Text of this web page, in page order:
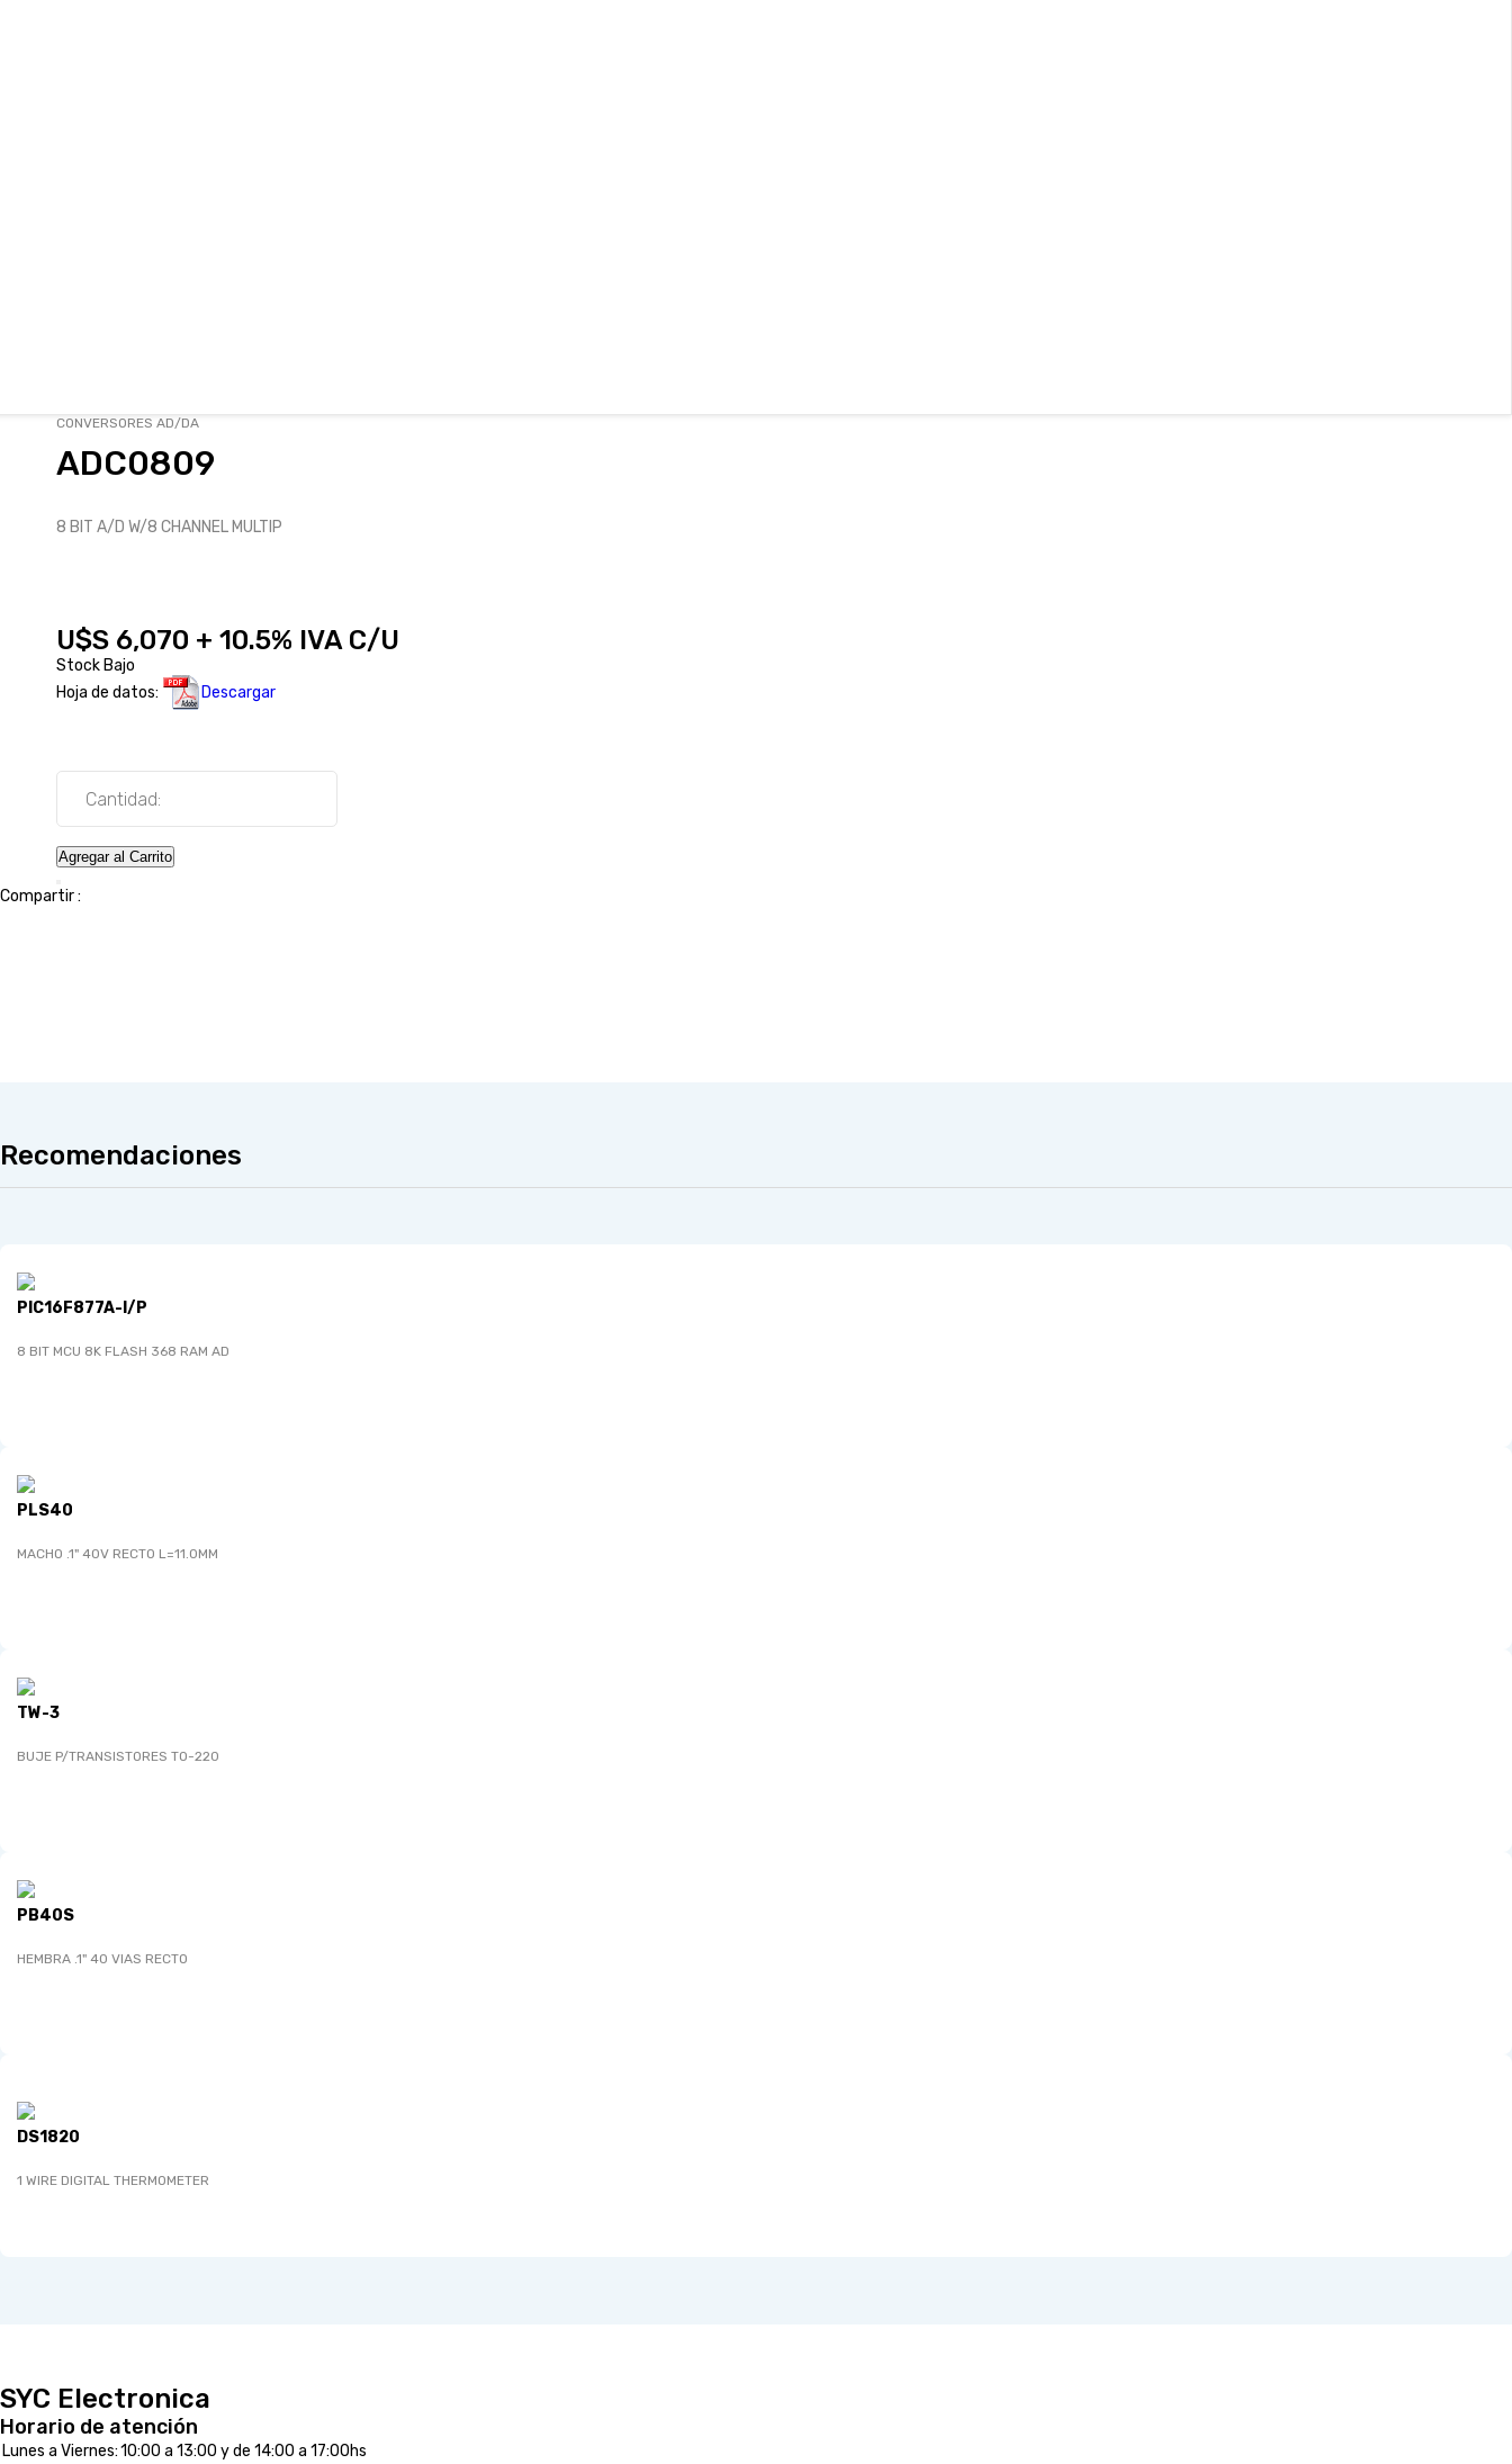
CONVERSORES AD/DA
ADC0809
8 BIT A/D W/8 CHANNEL MULTIP
U$S 6,070 + 10.5% IVA C/U
Stock Bajo
Hoja de datos:
Descargar
Cantidad:
Agregar al Carrito
Compartir :
Recomendaciones
PIC16F877A-I/P
8 BIT MCU 8K FLASH 368 RAM AD
PLS40
MACHO .1" 40V RECTO L=11.0MM
TW-3
BUJE P/TRANSISTORES TO-220
PB40S
HEMBRA .1" 40 VIAS RECTO
DS1820
1 WIRE DIGITAL THERMOMETER
SYC Electronica
Horario de atención
Lunes a Viernes:10:00 a 13:00 y de 14:00 a 17:00hs